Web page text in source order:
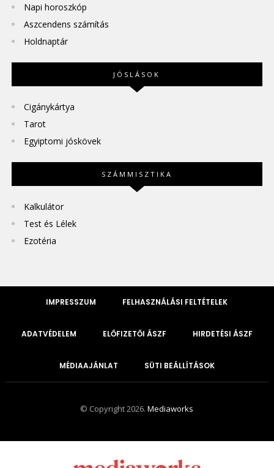
Napi horoszkóp
Aszcendens számítás
Holdnaptár
JÓSLÁSOK
Cigánykártya
Tarot
Egyiptomi jóskövek
SZÁMMISZTIKA
Kalkulátor
Test és Lélek
Ezotéria
IMPRESSZUM FELHASZNÁLÁSI FELTÉTELEK
ADATVÉDELEM ELŐFIZETŐI ÁSZF HIRDETÉSI ÁSZF
MÉDIAAJÁNLAT SÜTI BEÁLLÍTÁSOK
© Copyright 2026.Mediaworks